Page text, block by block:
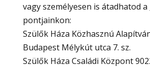
vagy személyesen is átadhatod
pontjainkon:
Szülők Háza Közhasznú
Budapest Mélykút utca 7. sz.
Szülők Háza Családi Központ